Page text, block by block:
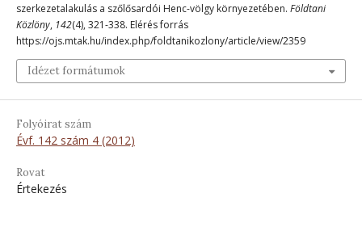
szerkezetalakulás a szőlősardói Henc-völgy környezetében. Földtani
Közlöny, 142(4), 321-338. Elérés forrás
https://ojs.mtak.hu/index.php/foldtanikozlony/article/view/2359
Idézet formátumok
Folyóirat szám
Évf. 142 szám 4 (2012)
Rovat
Értekezés